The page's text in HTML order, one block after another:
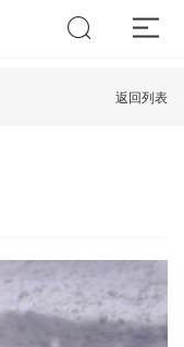
返回列表